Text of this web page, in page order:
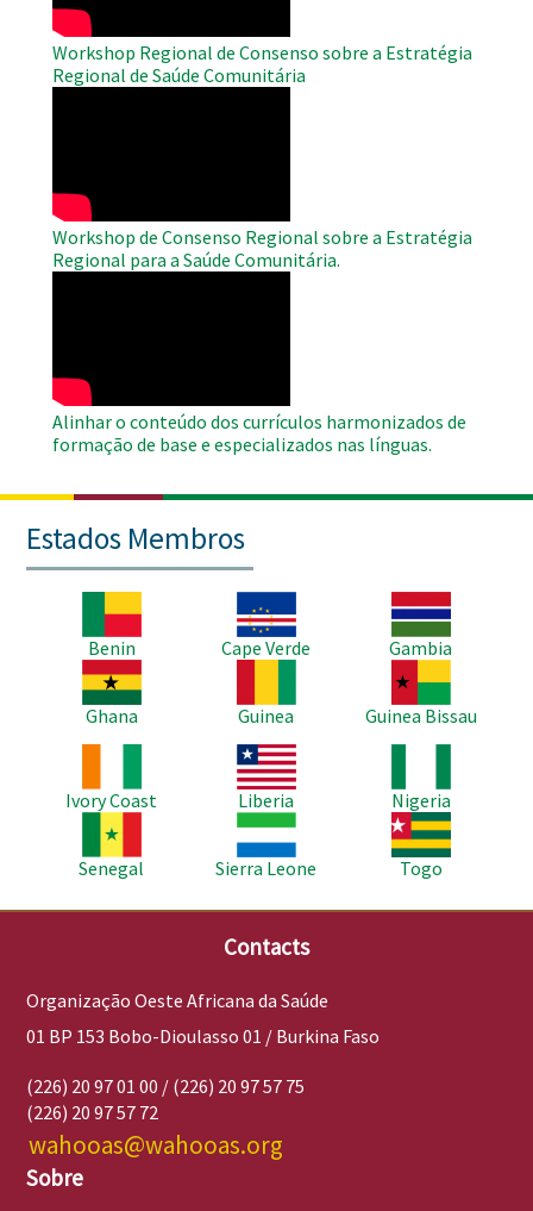
Workshop Regional de Consenso sobre a Estratégia
Regional de Saúde Comunitária
Workshop de Consenso Regional sobre a Estratégia
Regional para a Saúde Comunitária.
Alinhar o conteúdo dos currículos harmonizados de
formação de base e especializados nas línguas.
Estados Membros
Benin
Imagem
Cape Verde
Imagem
Gambia
Imagem
Ghana
Guinea
Imagem
Guinea Bissau
Ivory Coast
Imagem
Liberia
Nigeria
Imagem
Senegal
Imagem
Sierra Leone
Imagem
Togo
Contacts
Organização Oeste Africana da Saúde
01 BP 153 Bobo-Dioulasso 01 / Burkina Faso
(226) 20 97 01 00 / (226) 20 97 57 75
(226) 20 97 57 72
wahooas@wahooas.org
Sobre